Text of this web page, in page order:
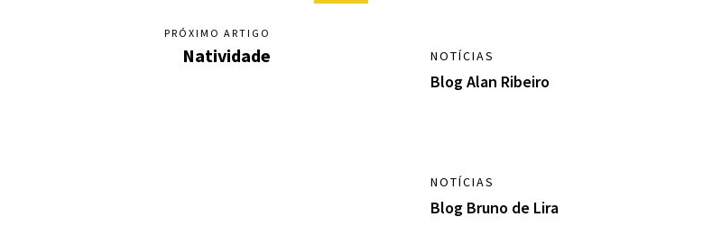
PRÓXIMO ARTIGO
Natividade NOTÍCIAS
Blog Alan Ribeiro
NOTÍCIAS
Blog Bruno de Lira